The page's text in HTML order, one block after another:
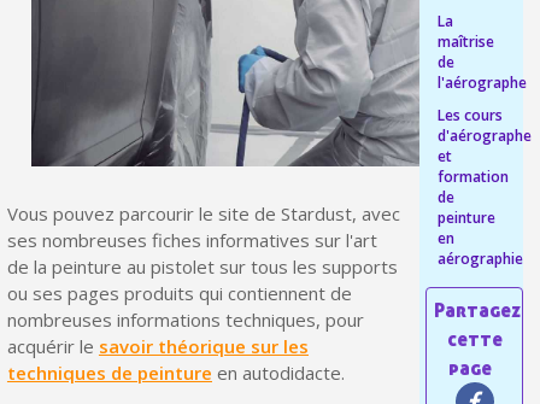
Partagez vos créations et obtenez des bons d'achat
Gagnez des points de fidélité à chaque commande
Livraison sous 24 h en France Métropolitaine
Retour produits sous 14 jours
10€ de bon d'achat pour chaque parrainage
Inscription à la newsletter : 5€ de réduction
Livraison sous 24 h en France Métropolitaine
Livraison offerte en France métropolitaine pour 250€ d'achats
Vous pouvez parcourir le site de Stardust, avec
ses nombreuses fiches informatives sur l'art
de la peinture au pistolet sur tous les supports
ou ses pages produits qui contiennent de
nombreuses informations techniques, pour
acquérir le savoir théorique sur les
techniques de peinture en autodidacte.
La
maîtrise
de
l'aérographe
Les cours
d'aérographe
et
formation
de
peinture
en
aérographie